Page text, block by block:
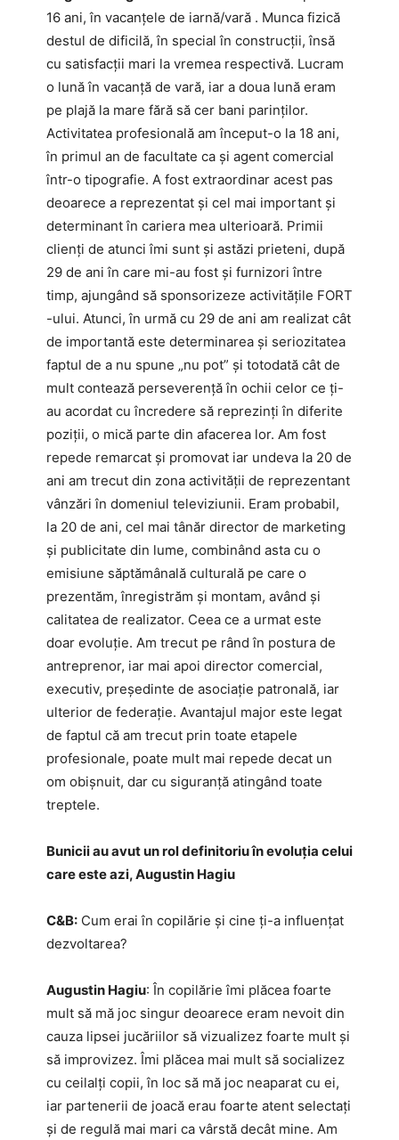
16 ani, în vacanțele de iarnă/vară . Munca fizică
destul de dificilă, în special în construcții, însă
cu satisfacții mari la vremea respectivă. Lucram
o lună în vacanță de vară, iar a doua lună eram
pe plajă la mare fără să cer bani parinților.
Activitatea profesională am început-o la 18 ani,
în primul an de facultate ca și agent comercial
într-o tipografie. A fost extraordinar acest pas
deoarece a reprezentat și cel mai important și
determinant în cariera mea ulterioară. Primii
clienți de atunci îmi sunt și astăzi prieteni, după
29 de ani în care mi-au fost și furnizori între
timp, ajungând să sponsorizeze activitățile FORT
-ului. Atunci, în urmă cu 29 de ani am realizat cât
de importantă este determinarea și seriozitatea
faptul de a nu spune „nu pot” și totodată cât de
mult contează perseverență în ochii celor ce ți-
au acordat cu încredere să reprezinți în diferite
poziții, o mică parte din afacerea lor. Am fost
repede remarcat și promovat iar undeva la 20 de
ani am trecut din zona activității de reprezentant
vânzări în domeniul televiziunii. Eram probabil,
la 20 de ani, cel mai tânăr director de marketing
și publicitate din lume, combinând asta cu o
emisiune săptămânală culturală pe care o
prezentăm, înregistrăm și montam, având și
calitatea de realizator. Ceea ce a urmat este
doar evoluție. Am trecut pe rând în postura de
antreprenor, iar mai apoi director comercial,
executiv, președinte de asociație patronală, iar
ulterior de federație. Avantajul major este legat
de faptul că am trecut prin toate etapele
profesionale, poate mult mai repede decat un
om obișnuit, dar cu siguranță atingând toate
treptele.
Bunicii au avut un rol definitoriu în evoluția celui
care este azi, Augustin Hagiu
C&B: Cum erai în copilărie și cine ți-a influențat
dezvoltarea?
Augustin Hagiu: În copilărie îmi plăcea foarte
mult să mă joc singur deoarece eram nevoit din
cauza lipsei jucăriilor să vizualizez foarte mult și
să improvizez. Îmi plăcea mai mult să socializez
cu ceilalți copii, în loc să mă joc neaparat cu ei,
iar partenerii de joacă erau foarte atent selectați
și de regulă mai mari ca vârstă decât mine. Am